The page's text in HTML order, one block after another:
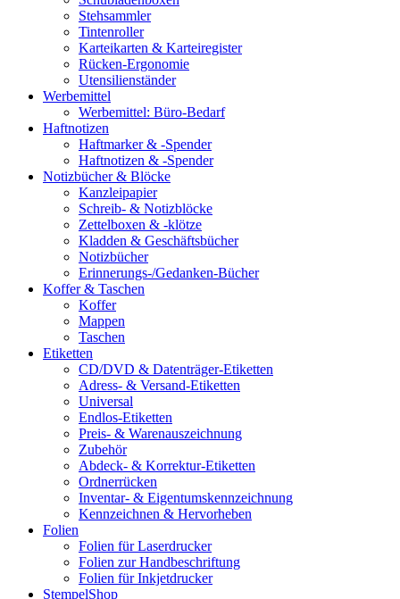
Stehsammler
Tintenroller
Karteikarten & Karteiregister
Rücken-Ergonomie
Utensilienständer
Werbemittel
Werbemittel: Büro-Bedarf
Haftnotizen
Haftmarker & -Spender
Haftnotizen & -Spender
Notizbücher & Blöcke
Kanzleipapier
Schreib- & Notizblöcke
Zettelboxen & -klötze
Kladden & Geschäftsbücher
Notizbücher
Erinnerungs-/Gedanken-Bücher
Koffer & Taschen
Koffer
Mappen
Taschen
Etiketten
CD/DVD & Datenträger-Etiketten
Adress- & Versand-Etiketten
Universal
Endlos-Etiketten
Preis- & Warenauszeichnung
Zubehör
Abdeck- & Korrektur-Etiketten
Ordnerrücken
Inventar- & Eigentumskennzeichnung
Kennzeichnen & Hervorheben
Folien
Folien für Laserdrucker
Folien zur Handbeschriftung
Folien für Inkjetdrucker
StempelShop